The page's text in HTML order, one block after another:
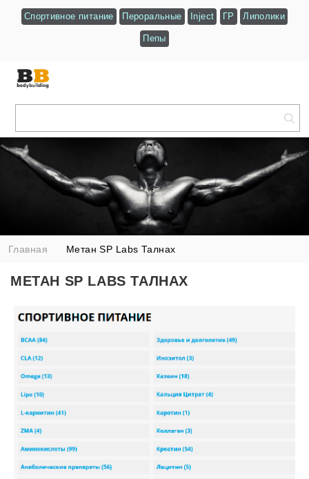
Спортивное питание Пероральные Inject ГР Липолики
Пепы
Главная Метан SP Labs Талнах
МЕТАН SP LABS ТАЛНАХ